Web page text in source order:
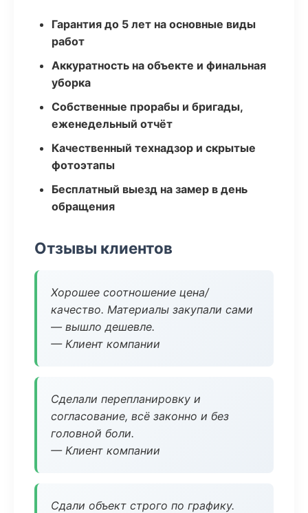
Гарантия до 5 лет на основные виды
работ
Аккуратность на объекте и финальная
уборка
Собственные прорабы и бригады,
еженедельный отчёт
Качественный технадзор и скрытые
фотоэтапы
Бесплатный выезд на замер в день
обращения
Отзывы клиентов
Хорошее соотношение цена/
качество. Материалы закупали сами
— вышло дешевле.
— Клиент компании
Сделали перепланировку и
согласование, всё законно и без
головной боли.
— Клиент компании
Сдали объект строго по графику.